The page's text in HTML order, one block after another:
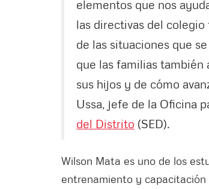
elementos que nos
las directivas del
de las situaciones que
que las familias
sus hijos y de cómo
Ussa, jefe de la Oficina
del Distrito (SED).
Wilson Mata es uno de los
entrenamiento y